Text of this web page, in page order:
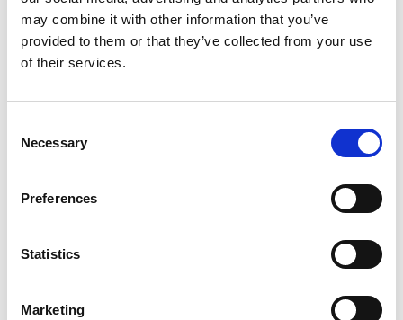
may combine it with other information that you’ve
provided to them or that they’ve collected from your use
of their services.
Selection
Necessary
Preferences
Statistics
Marketing